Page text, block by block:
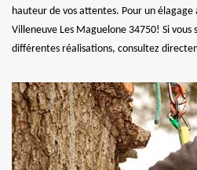
hauteur de vos attentes. Pour un
Villeneuve Les Maguelone 34750! Si vous
différentes réalisations, consultez